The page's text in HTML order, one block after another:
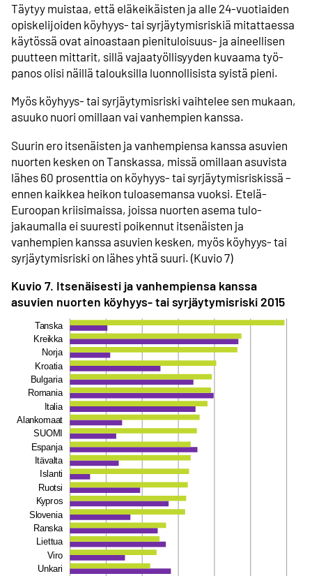
Täytyy muistaa, että eläke­ikäisten ja alle 24-vuotiaiden
opiskelijoiden köyhyys- tai syrjäytymis­riskiä mitattaessa
käytössä ovat ainoastaan pieni­tuloisuus- ja aineellisen
puutteen mittarit, sillä vajaa­työllisyyden kuvaama työ­
panos olisi näillä talouksilla luonnollisista syistä pieni.
Myös köyhyys- tai syrjäytymis­riski vaihtelee sen mukaan,
asuuko nuori omillaan vai vanhempien kanssa.
Suurin ero itsenäisten ja vanhempiensa kanssa asuvien
nuorten kesken on Tanskassa, missä omillaan asuvista
lähes 60 prosenttia on köyhyys- tai syrjäytymis­riskissä –
ennen kaikkea heikon tulo­asemansa vuoksi. Etelä-
Euroopan kriisi­maissa, joissa nuorten asema tulo­
jakaumalla ei suuresti poikennut itsenäisten ja
vanhempien kanssa asuvien kesken, myös köyhyys- tai
syrjäytymis­riski on lähes yhtä suuri. (Kuvio 7)
Kuvio 7. Itsenäisesti ja vanhempiensa kanssa
asuvien nuorten köyhyys- tai syrjäytymis­riski 2015